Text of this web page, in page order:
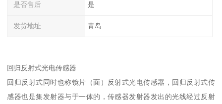
是否售后 是
发货地址 青岛
回归反射式光电传感器
回归反射式同时也称镜片（面）反射式光电传感器，回归反射式传
感器也是集发射器与于一体的，传感器发射器发出的光线经过反射